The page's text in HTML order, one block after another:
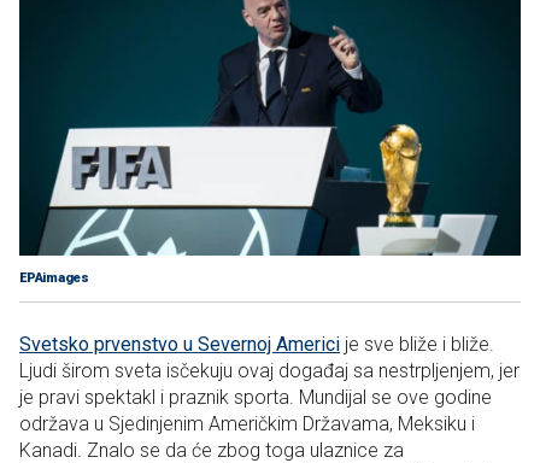
EPAimages
Svetsko prvenstvo u Severnoj Americi je sve bliže i bliže.
Ljudi širom sveta isčekuju ovaj događaj sa nestrpljenjem, jer
je pravi spektakl i praznik sporta. Mundijal se ove godine
održava u Sjedinjenim Američkim Državama, Meksiku i
Kanadi. Znalo se da će zbog toga ulaznice za